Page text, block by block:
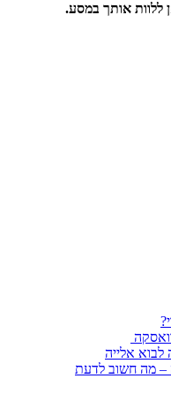
ללוות אותך במסע.
לבוא אלייה
– מה חשוב לדעת